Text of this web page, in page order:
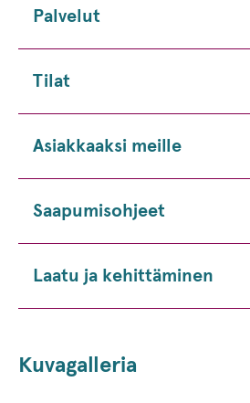
Palvelut
Tilat
Asiakkaaksi meille
Saapumisohjeet
Laatu ja kehittäminen
Kuvagalleria